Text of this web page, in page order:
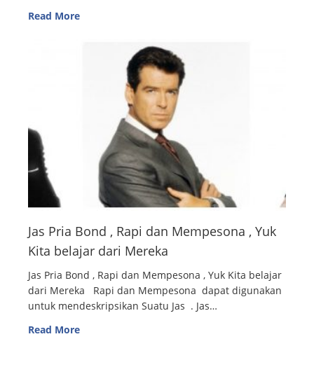
Read More
Jas Pria Bond , Rapi dan Mempesona , Yuk
Kita belajar dari Mereka
Jas Pria Bond , Rapi dan Mempesona , Yuk Kita belajar
dari Mereka Rapi dan Mempesona dapat digunakan
untuk mendeskripsikan Suatu Jas . Jas…
Read More